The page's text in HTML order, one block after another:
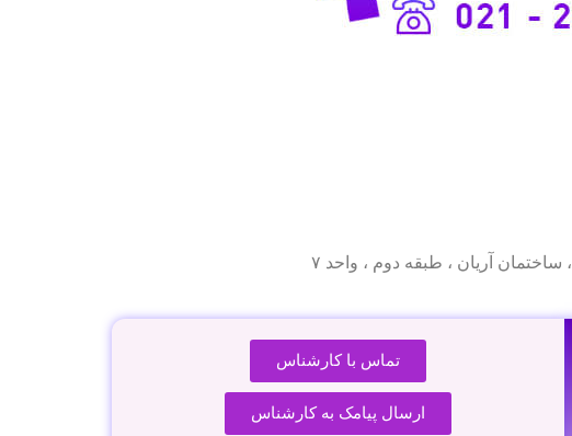
تماس با کارشناس
ارسال پیامک به کارشناس